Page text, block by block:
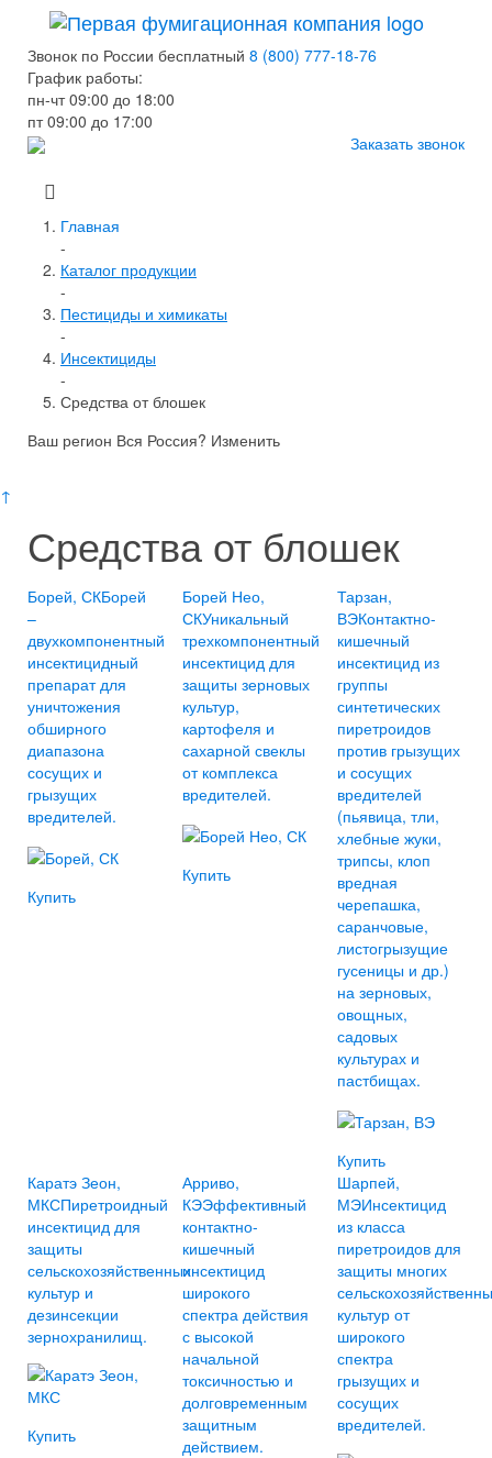
Звонок по России бесплатный 8 (800) 777-18-76
График работы:
пн-чт 09:00 до 18:00
пт 09:00 до 17:00
Заказать звонок
Главная
-
Каталог продукции
-
Пестициды и химикаты
-
Инсектициды
-
Средства от блошек
Ваш регион Вся Россия? Изменить
↑
Средства от блошек
Борей, СКБорей
–
двухкомпонентный
инсектицидный
препарат для
уничтожения
обширного
диапазона
сосущих и
грызущих
вредителей.
Купить
Борей Нео,
СКУникальный
трехкомпонентный
инсектицид для
защиты зерновых
культур,
картофеля и
сахарной свеклы
от комплекса
вредителей.
Купить
Тарзан,
ВЭКонтактно-
кишечный
инсектицид из
группы
синтетических
пиретроидов
против грызущих
и сосущих
вредителей
(пьявица, тли,
хлебные жуки,
трипсы, клоп
вредная
черепашка,
саранчовые,
листогрызущие
гусеницы и др.)
на зерновых,
овощных,
садовых
культурах и
пастбищах.
Купить
Каратэ Зеон,
МКСПиретроидный
инсектицид для
защиты
сельскохозяйственных
культур и
дезинсекции
зернохранилищ.
Купить
Арриво,
КЭЭффективный
контактно-
кишечный
инсектицид
широкого
спектра действия
с высокой
начальной
токсичностью и
долговременным
защитным
действием.
Шарпей,
МЭИнсектицид
из класса
пиретроидов для
защиты многих
культур от
широкого
спектра
грызущих и
сосущих
вредителей.